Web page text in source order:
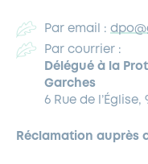
Par email :
Par courrier :
Délégué à la
Garches
6 Rue de
Réclamation auprès